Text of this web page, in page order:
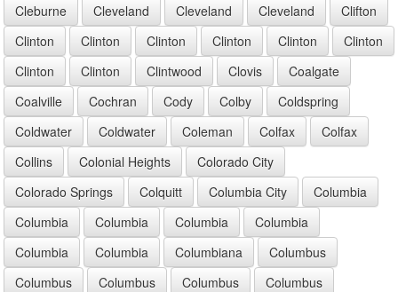
Cleburne
Cleveland Cleveland Cleveland
Clifton
Clinton
Clinton Clinton Clinton Clinton
Clinton
Clinton
Clinton Clintwood Clovis
Coalgate
Coalville
Cochran Cody Colby
Coldspring
Coldwater
Coldwater Coleman Colfax
Colfax
Collins
Colonial Heights
Colorado City
Colorado Springs
Colquitt Columbia City
Columbia
Columbia
Columbia Columbia
Columbia
Columbia
Columbia Columbiana
Columbus
Columbus
Columbus Columbus
Columbus